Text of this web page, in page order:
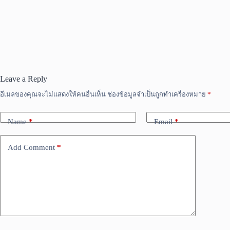
Leave a Reply
อีเมลของคุณจะไม่แสดงให้คนอื่นเห็น ช่องข้อมูลจำเป็นถูกทำเครื่องหมาย *
Name* Email*
Add Comment *